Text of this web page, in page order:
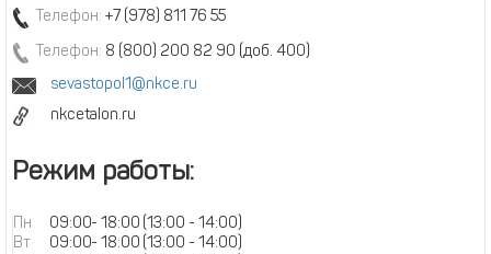
Телефон: +7 (978) 811 76 55
Телефон: 8 (800) 200 82 90 (доб. 400)
sevastopol1@nkce.ru
nkcetalon.ru
Режим работы:
Пн 09:00- 18:00 (13:00 - 14:00)
Вт
09:00- 18:00 (13:00 - 14:00)